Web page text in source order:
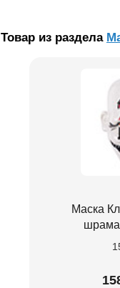
Товар из раздела
Маска